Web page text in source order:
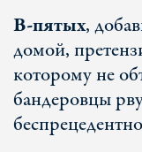
В-пятых,
домой,
которому не
бандеровцы